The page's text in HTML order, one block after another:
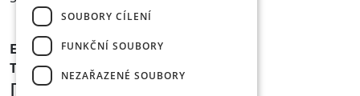
E-mail: info@foryazerty.cz
Tel.:495 514 054
Důležité informace
SOUBORY CÍLENÍ
FUNKČNÍ SOUBORY
NEZAŘAZENÉ SOUBORY